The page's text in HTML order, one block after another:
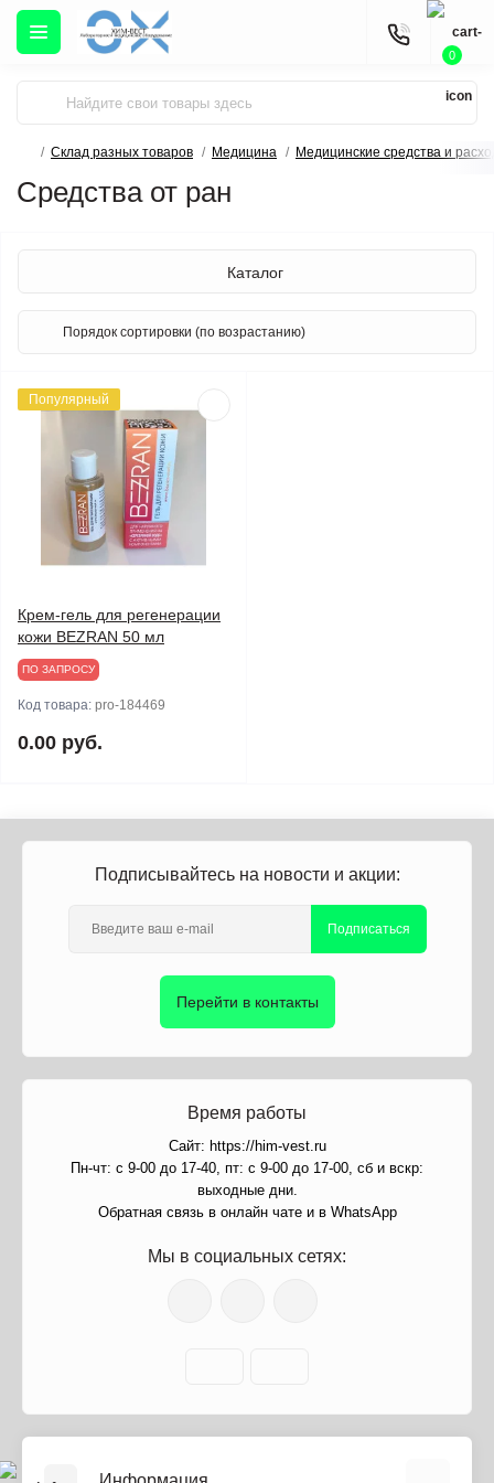
0
Склад разных товаров Медицина Медицинские средства и
Средства от ран
Каталог
Популярный
Крем-гель для регенерации
кожи BEZRAN 50 мл
ПО ЗАПРОСУ
Код товара: pro-184469
0.00 руб.
Подписывайтесь на новости и акции:
Подписаться
Перейти в контакты
Время работы
Сайт: https://him-vest.ru
Пн-чт: с 9-00 до 17-40, пт: с 9-00 до 17-00, сб и вскр:
выходные дни.
Обратная связь в онлайн чате и в WhatsApp
Мы в социальных сетях: